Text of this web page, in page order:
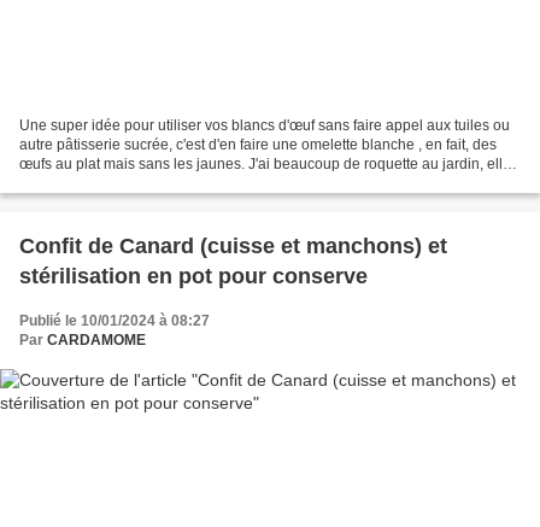
Une super idée pour utiliser vos blancs d'œuf sans faire appel aux tuiles ou
autre pâtisserie sucrée, c'est d'en faire une omelette blanche , en fait, des
œufs au plat mais sans les jaunes. J'ai beaucoup de roquette au jardin, elle
Confit de Canard (cuisse et manchons) et
stérilisation en pot pour conserve
Publié le 10/01/2024 à 08:27
Par CARDAMOME